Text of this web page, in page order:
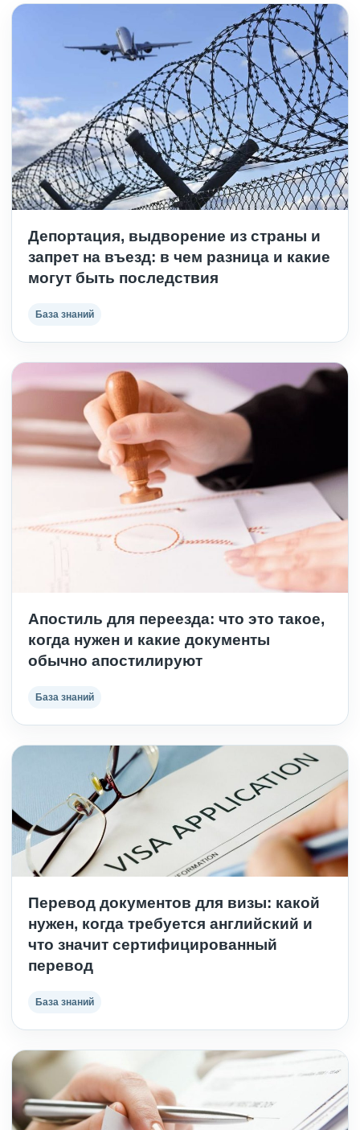
Депортация, выдворение из страны и
запрет на въезд: в чем разница и какие
могут быть последствия
База знаний
Апостиль для переезда: что это такое,
когда нужен и какие документы
обычно апостилируют
База знаний
Перевод документов для визы: какой
нужен, когда требуется английский и
что значит сертифицированный
перевод
База знаний